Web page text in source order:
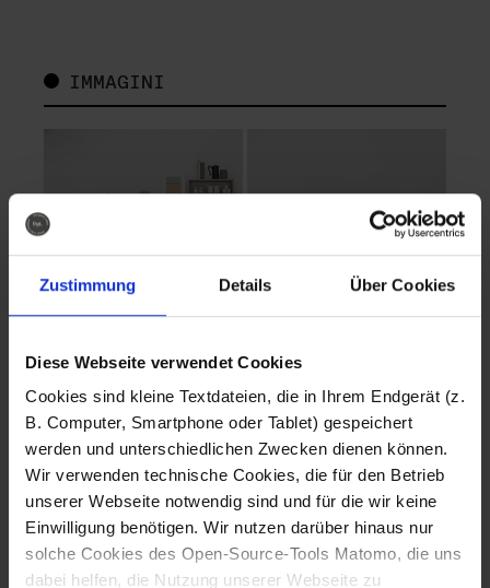
Zustimmung Details Über Cookies
Diese Webseite verwendet Cookies
Cookies sind kleine Textdateien, die in Ihrem Endgerät (z.
B. Computer, Smartphone oder Tablet) gespeichert
werden und unterschiedlichen Zwecken dienen können.
Wir verwenden technische Cookies, die für den Betrieb
unserer Webseite notwendig sind und für die wir keine
Einwilligung benötigen. Wir nutzen darüber hinaus nur
solche Cookies des Open-Source-Tools Matomo, die uns
dabei helfen, die Nutzung unserer Webseite zu
IMMAGINI
Fotografo: Lorenz
Sternbach
Download
Fotografo: Lorenz
Sternbach
Download